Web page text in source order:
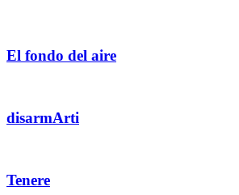
El fondo del aire
disarmArti
Tenere